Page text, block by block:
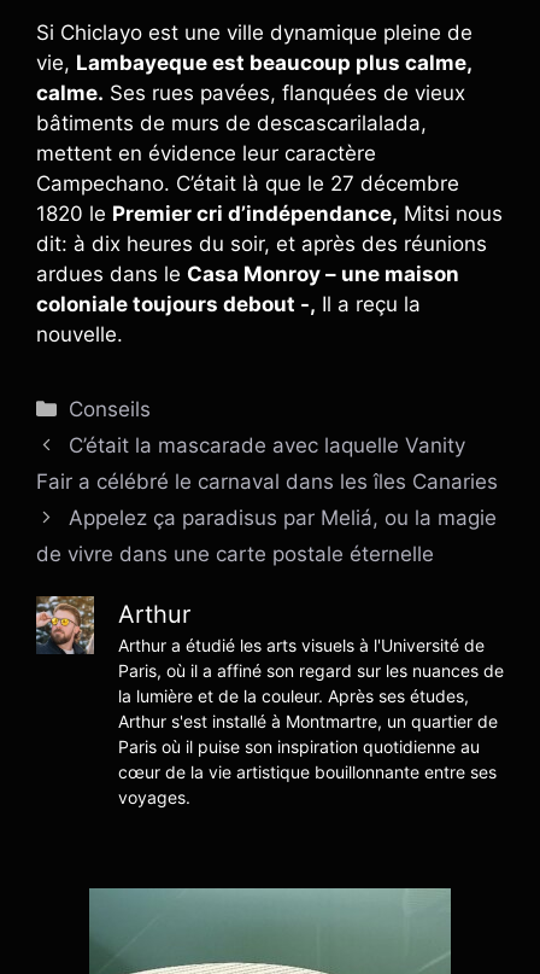
Si Chiclayo est une ville dynamique pleine de
vie, Lambayeque est beaucoup plus calme,
calme. Ses rues pavées, flanquées de vieux
bâtiments de murs de descascarilalada,
mettent en évidence leur caractère
Campechano. C’était là que le 27 décembre
1820 le Premier cri d’indépendance, Mitsi nous
dit: à dix heures du soir, et après des réunions
ardues dans le Casa Monroy – une maison
coloniale toujours debout -, Il a reçu la
nouvelle.
Catégories
Conseils
C’était la mascarade avec laquelle Vanity
Fair a célébré le carnaval dans les îles Canaries
Appelez ça paradisus par Meliá, ou la magie
de vivre dans une carte postale éternelle
Arthur
Arthur a étudié les arts visuels à l'Université de
Paris, où il a affiné son regard sur les nuances de
la lumière et de la couleur. Après ses études,
Arthur s'est installé à Montmartre, un quartier de
Paris où il puise son inspiration quotidienne au
cœur de la vie artistique bouillonnante entre ses
voyages.